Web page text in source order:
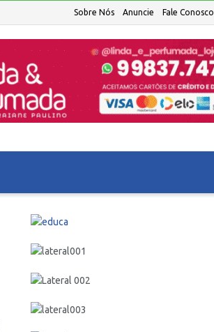
Sobre Nós Anuncie Fale Conosco